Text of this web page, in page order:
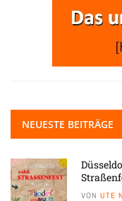
NEUESTE BEITRÄGE
VON UTE